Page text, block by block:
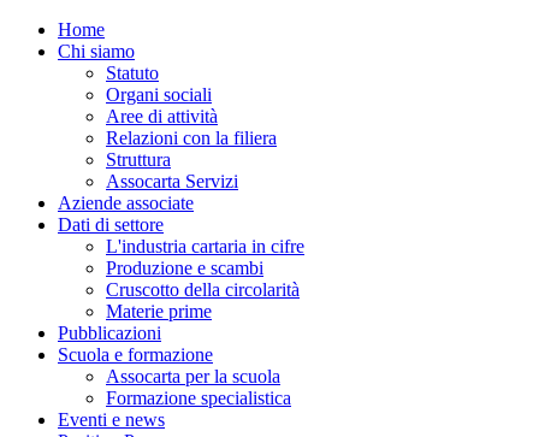
Home
Chi siamo
Statuto
Organi sociali
Aree di attività
Relazioni con la filiera
Struttura
Assocarta Servizi
Aziende associate
Dati di settore
L'industria cartaria in cifre
Produzione e scambi
Cruscotto della circolarità
Materie prime
Pubblicazioni
Scuola e formazione
Assocarta per la scuola
Formazione specialistica
Eventi e news